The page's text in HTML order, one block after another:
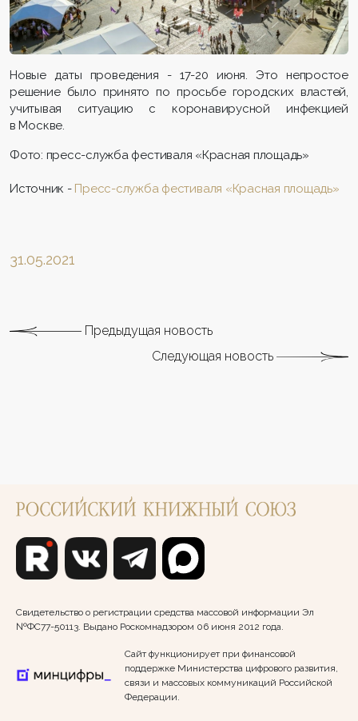
Новые даты проведения - 17-20 июня. Это непростое
решение было принято по просьбе городских властей,
учитывая ситуацию с коронавирусной инфекцией
в Москве.
Фото: пресс-служба фестиваля «Красная площадь»
Источник - Пресс-служба фестиваля «Красная площадь»
31.05.2021
Предыдущая новость
Следующая новость
Свидетельство о регистрации средства массовой информации Эл
№ФС77-50113. Выдано Роскомнадзором 06 июня 2012 года.
Сайт функционирует при финансовой
поддержке Министерства цифрового развития,
связи и массовых коммуникаций Российской
Федерации.